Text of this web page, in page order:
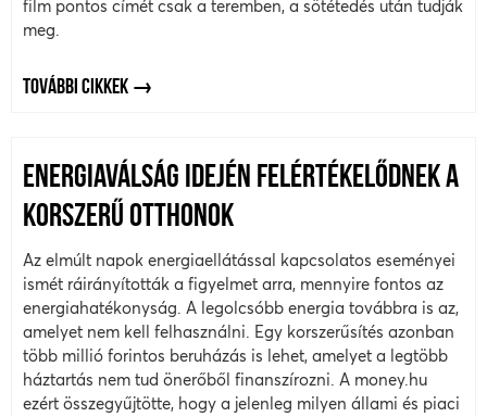
film pontos címét csak a teremben, a sötétedés után tudják
meg.
TOVÁBBI CIKKEK
ENERGIAVÁLSÁG IDEJÉN FELÉRTÉKELŐDNEK A
KORSZERŰ OTTHONOK
Az elmúlt napok energiaellátással kapcsolatos eseményei
ismét ráirányították a figyelmet arra, mennyire fontos az
energiahatékonyság. A legolcsóbb energia továbbra is az,
amelyet nem kell felhasználni. Egy korszerűsítés azonban
több millió forintos beruházás is lehet, amelyet a legtöbb
háztartás nem tud önerőből finanszírozni. A money.hu
ezért összegyűjtötte, hogy a jelenleg milyen állami és piaci